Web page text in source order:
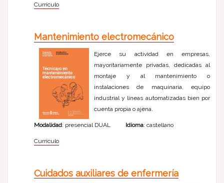
Currículo
Mantenimiento electromecánico
Ejerce su actividad en empresas,
mayoritariamente privadas, dedicadas al
montaje y al mantenimiento o
instalaciones de maquinaria, equipo
industrial y líneas automatizadas bien por
cuenta propia o ajena.
Modalidad: presencial DUAL Idioma: castellano
Currículo
Cuidados auxiliares de enfermería